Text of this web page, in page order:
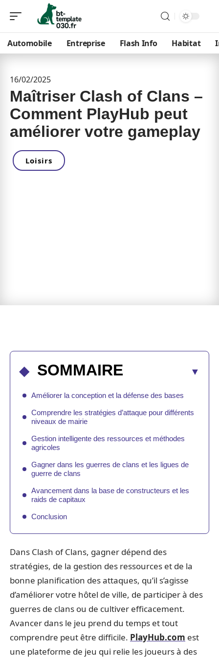
Automobile Entreprise Flash Info Habitat
16/02/2025
Maîtriser Clash of Clans –
Comment PlayHub peut
améliorer votre gameplay
Loisirs
SOMMAIRE
Améliorer la conception et la défense des bases
Comprendre les stratégies d’attaque pour différents
niveaux de mairie
Gestion intelligente des ressources et méthodes
agricoles
Gagner dans les guerres de clans et les ligues de
guerre de clans
Avancement dans la base de constructeurs et les
raids de capitaux
Conclusion
Dans Clash of Clans, gagner dépend des
stratégies, de la gestion des ressources et de la
bonne planification des attaques, qu’il s’agisse
d’améliorer votre hôtel de ville, de participer à des
guerres de clans ou de cultiver efficacement.
Avancer dans le jeu prend du temps et tout
comprendre peut être difficile. PlayHub.com est
une plateforme de jeu qui relie les joueurs à des